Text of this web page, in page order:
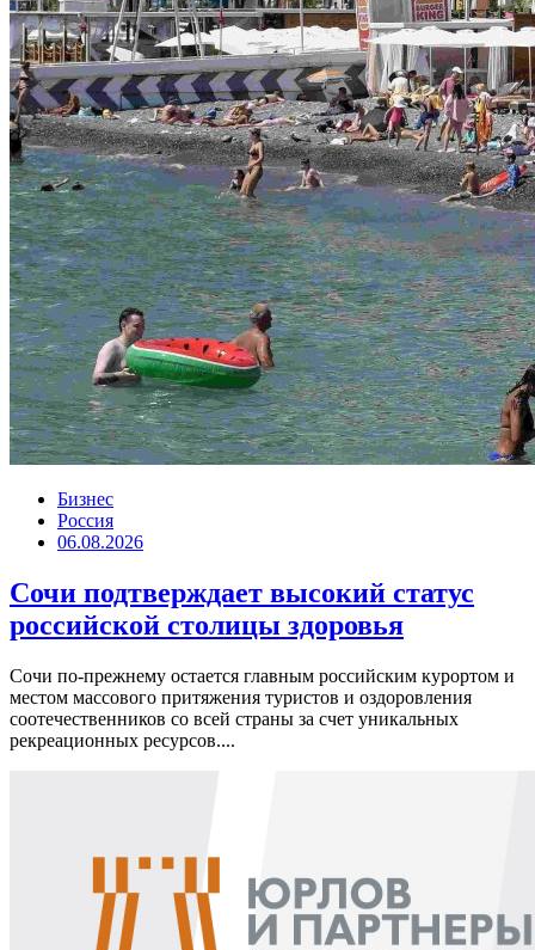
Бизнес
Россия
06.08.2026
Сочи подтверждает высокий статус
российской столицы здоровья
Сочи по-прежнему остается главным российским курортом и
местом массового притяжения туристов и оздоровления
соотечественников со всей страны за счет уникальных
рекреационных ресурсов....